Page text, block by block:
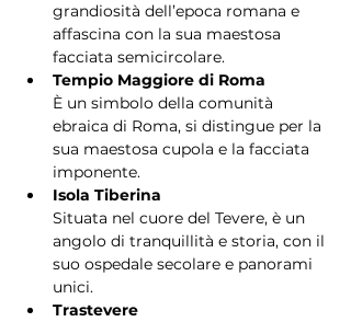
grandiosità dell’epoca romana e
affascina con la sua maestosa
facciata semicircolare.
Tempio Maggiore di Roma
È un simbolo della comunità
ebraica di Roma, si distingue per la
sua maestosa cupola e la facciata
imponente.
Isola Tiberina
Situata nel cuore del Tevere, è un
angolo di tranquillità e storia, con il
suo ospedale secolare e panorami
unici.
Trastevere